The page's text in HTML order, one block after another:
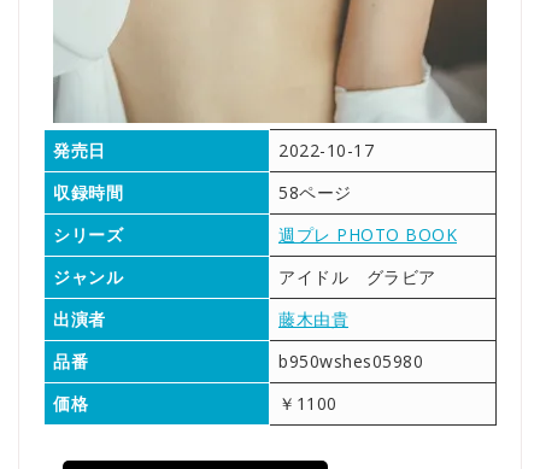
発売日
2022-10-17
収録時間
58ページ
シリーズ
週プレ PHOTO BOOK
ジャンル
アイドル グラビア
出演者
藤木由貴
品番
b950wshes05980
価格
￥1100